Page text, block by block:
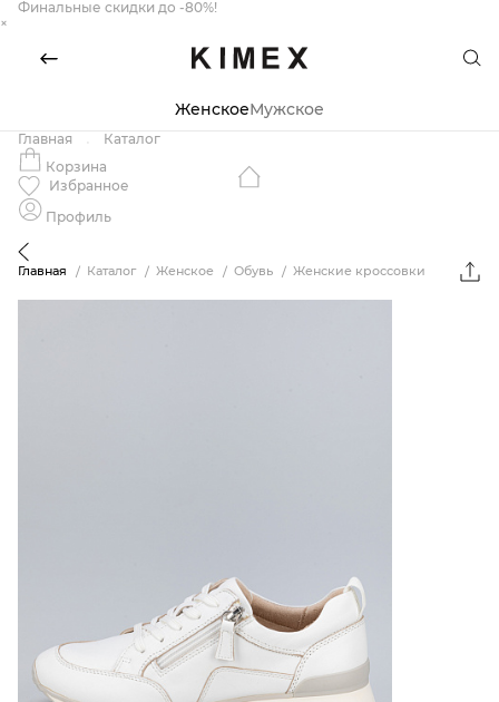
Финальные скидки до -80%!
×
ЖенскоеМужское
Главная
Каталог
Корзина
Избранное
Профиль
Главная Каталог Женское Обувь Женские кроссовки